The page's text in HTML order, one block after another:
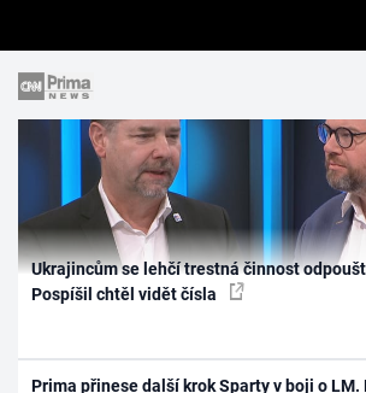
Ukrajincům se lehčí trestná činnost
Pospíšil chtěl vidět čísla
Prima přinese další krok Sparty v boji o LM.